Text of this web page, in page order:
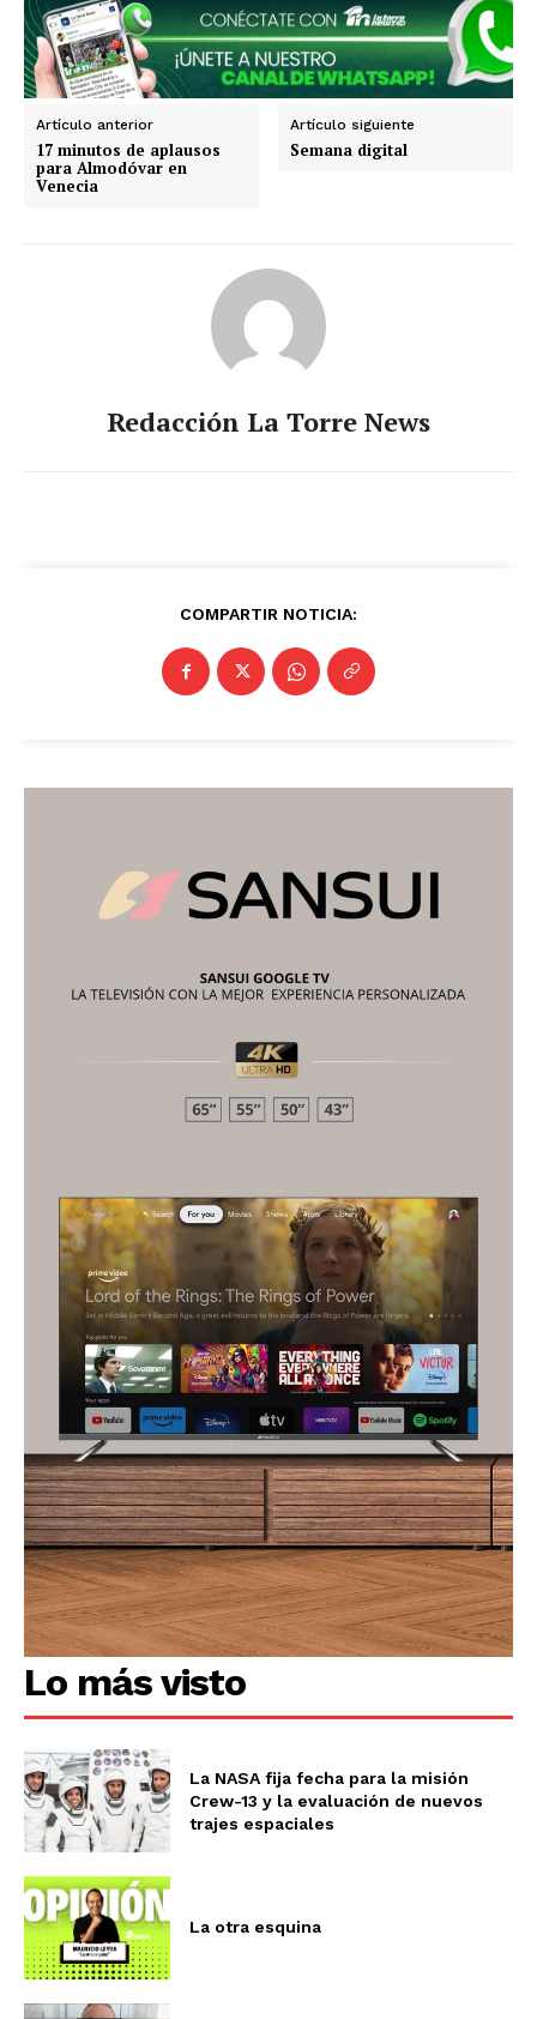
Querétaro Puebla Oaxaca
Nuevo León
Nayarit
Morelos
Artículo anterior
17 minutos de aplausos
para Almodóvar en
Venecia
Artículo siguiente
Semana digital
Redacción La Torre News
COMPARTIR NOTICIA:
Lo más visto
La NASA fija fecha para la misión
Crew-13 y la evaluación de nuevos
trajes espaciales
La otra esquina